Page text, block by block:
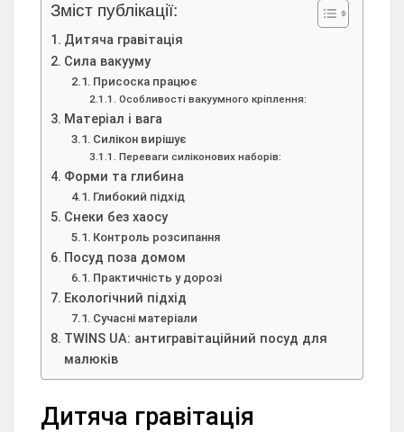
Зміст публікації:
Дитяча гравітація
Сила вакууму
Присоска працює
Особливості вакуумного кріплення:
Матеріал і вага
Силікон вирішує
Переваги силіконових наборів:
Форми та глибина
Глибокий підхід
Снеки без хаосу
Контроль розсипання
Посуд поза домом
Практичність у дорозі
Екологічний підхід
Сучасні матеріали
TWINS UA: антигравітаційний посуд для
малюків
Дитяча гравітація